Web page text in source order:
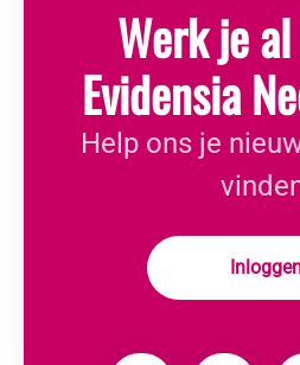
Werk je
Evidensia
Help ons je